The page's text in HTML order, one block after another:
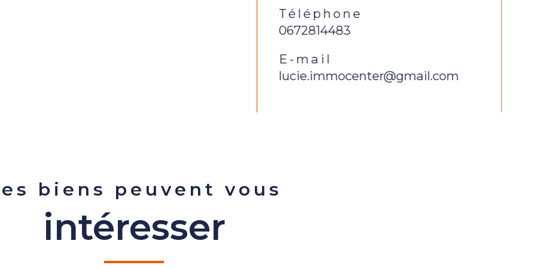
Téléphone
0672814483
E-mail
lucie.immocenter@gmail.com
biens peuvent vous
intéresser